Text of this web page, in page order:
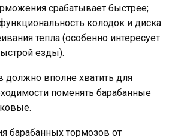
срабатывает быстрее;
колодок и диска
тепла (особенно интересует
езды).
должно вполне хватить для
поменять барабанные
барабанных тормозов от